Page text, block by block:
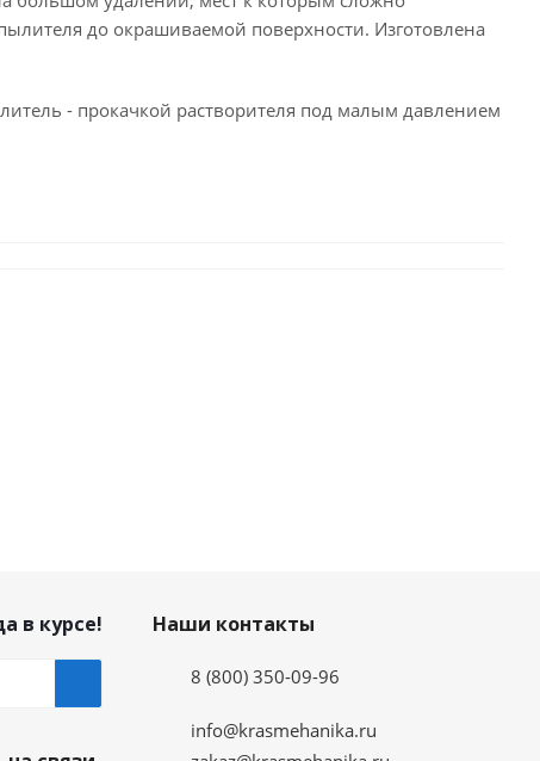
до окрашиваемой поверхности. Изготовлена
- прокачкой растворителя под малым давлением
в курсе! Наши контакты
8 (800) 350-09-96
info@krasmehanika.ru